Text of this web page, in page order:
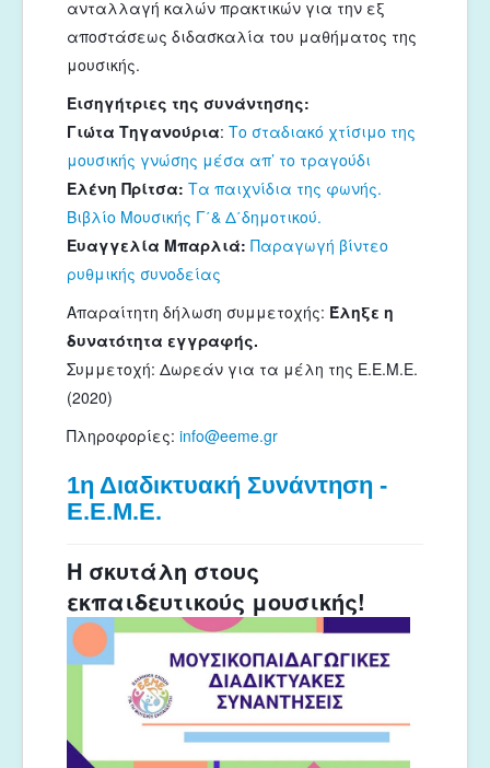
ανταλλαγή καλών πρακτικών για την εξ
αποστάσεως διδασκαλία του μαθήματος της
μουσικής.
Εισηγήτριες της συνάντησης:
Γιώτα Τηγανούρια: Το σταδιακό χτίσιμο της
μουσικής γνώσης μέσα απ’ το τραγούδι
Ελένη Πρίτσα: Τα παιχνίδια της φωνής.
Βιβλίο Μουσικής Γ΄& Δ΄δημοτικού.
Ευαγγελία Μπαρλιά: Παραγωγή βίντεο
ρυθμικής συνοδείας
Απαραίτητη δήλωση συμμετοχής: Έληξε η
δυνατότητα εγγραφής.
Συμμετοχή: Δωρεάν για τα μέλη της Ε.Ε.Μ.Ε.
(2020)
Πληροφορίες: info@eeme.gr
1η Διαδικτυακή Συνάντηση -
Ε.Ε.Μ.Ε.
Η σκυτάλη στους
εκπαιδευτικούς μουσικής!